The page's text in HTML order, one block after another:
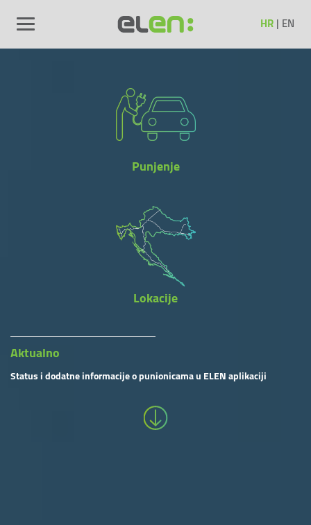
HR| EN
Punjenje
Lokacije
Aktualno
Status i dodatne informacije o punionicama u ELEN aplikaciji